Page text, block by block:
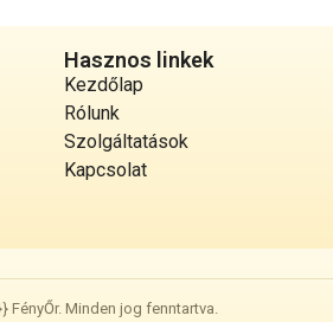
Hasznos linkek
Kezdőlap
Rólunk
Szolgáltatások
Kapcsolat
FényŐr. Minden jog fenntartva.